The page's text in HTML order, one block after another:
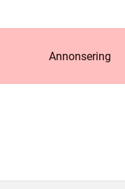
Annonsering